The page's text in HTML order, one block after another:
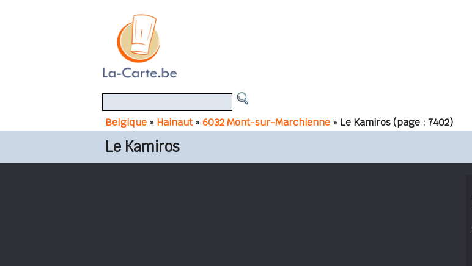
Belgique » Hainaut»6032 Mont-sur-Marchienne » Le Kamiros(page : 7402)
Le Kamiros